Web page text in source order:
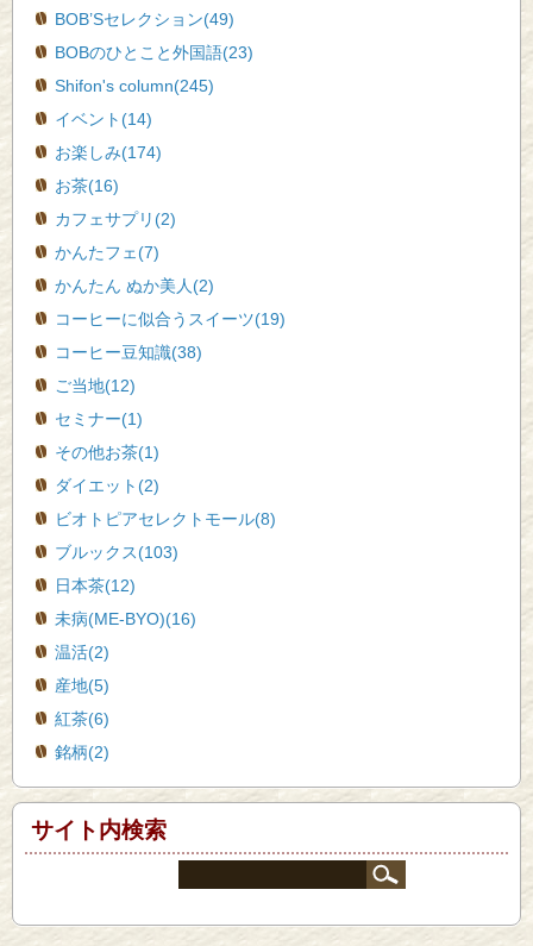
BOB’Sセレクション(49)
BOBのひとこと外国語(23)
Shifon's column(245)
イベント(14)
お楽しみ(174)
お茶(16)
カフェサプリ(2)
かんたフェ(7)
かんたん ぬか美人(2)
コーヒーに似合うスイーツ(19)
コーヒー豆知識(38)
ご当地(12)
セミナー(1)
その他お茶(1)
ダイエット(2)
ビオトピアセレクトモール(8)
ブルックス(103)
日本茶(12)
未病(ME-BYO)(16)
温活(2)
産地(5)
紅茶(6)
銘柄(2)
サイト内検索